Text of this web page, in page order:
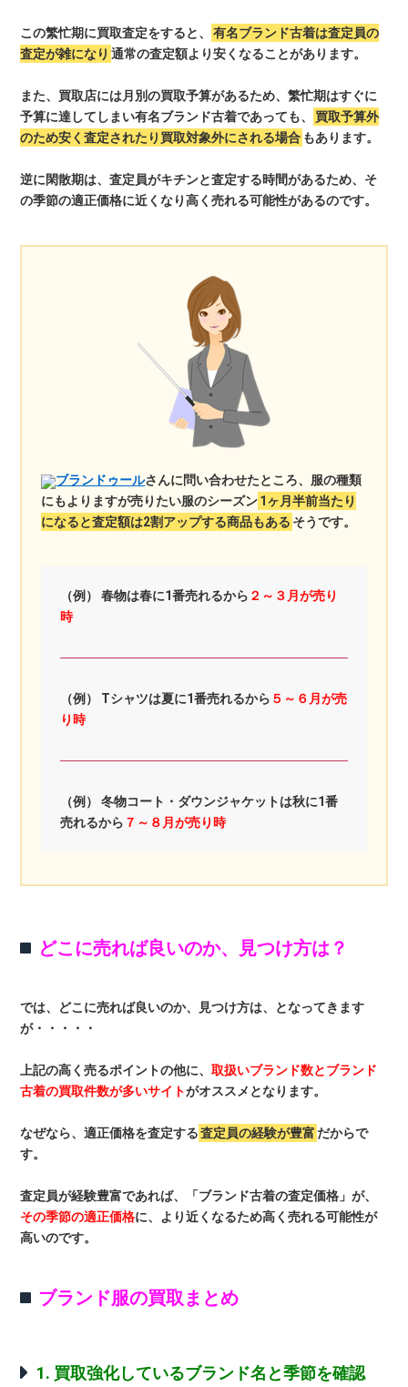
この繁忙期に買取査定をすると、
有名ブランド古着は査定員の
査定が雑になり 通常の査定額より安くなることがあります。
また、買取店には月別の買取予算があるため、繁忙期はすぐに
予算に達してしまい有名ブランド古着であっても、
買取予算外
のため安く査定されたり買取対象外にされる場合 もあります。
逆に閑散期は、査定員がキチンと査定する時間があるため、そ
の季節の適正価格に近くなり高く売れる可能性があるのです。
ブランドゥールさんに問い合わせたところ、服の種類
にもよりますが売りたい服のシーズン1ヶ月半前当たり
になると査定額は2割アップする商品もある そうです。
（例） 春物は春に1番売れるから ２～３月が売り
時
（例） Tシャツは夏に1番売れるから ５～６月が売
り時
（例） 冬物コート・ダウンジャケットは秋に1番
売れるから ７～８月が売り時
どこに売れば良いのか、見つけ方は？
では、どこに売れば良いのか、見つけ方は、となってきます
が・・・・・
上記の高く売るポイントの他に、取扱いブランド数とブランド
古着の買取件数が多いサイトがオススメとなります。
なぜなら、適正価格を査定する 査定員の経験が豊富 だからで
す。
査定員が経験豊富であれば、「ブランド古着の査定価格」が、
その季節の適正価格に、より近くなるため高く売れる可能性が
高いのです。
ブランド服の買取まとめ
1. 買取強化しているブランド名と季節を確認